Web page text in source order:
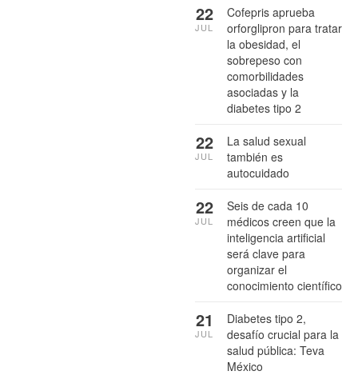
Cofepris aprueba
orforglipron para tratar
la obesidad, el
sobrepeso con
comorbilidades
asociadas y la
diabetes tipo 2
22
JUL
La salud sexual
también es
autocuidado
22
JUL
Seis de cada 10
médicos creen que la
inteligencia artificial
será clave para
organizar el
conocimiento científico
22
JUL
Diabetes tipo 2,
desafío crucial para la
salud pública: Teva
México
21
JUL